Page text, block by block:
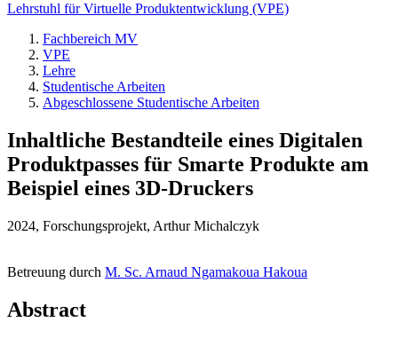
Lehrstuhl für Virtuelle Produktentwicklung (VPE)
Fachbereich MV
VPE
Lehre
Studentische Arbeiten
Abgeschlossene Studentische Arbeiten
Inhaltliche Bestandteile eines Digitalen
Produktpasses für Smarte Produkte am
Beispiel eines 3D-Druckers
2024, Forschungsprojekt, Arthur Michalczyk
Betreuung durch M. Sc. Arnaud Ngamakoua Hakoua
Abstract